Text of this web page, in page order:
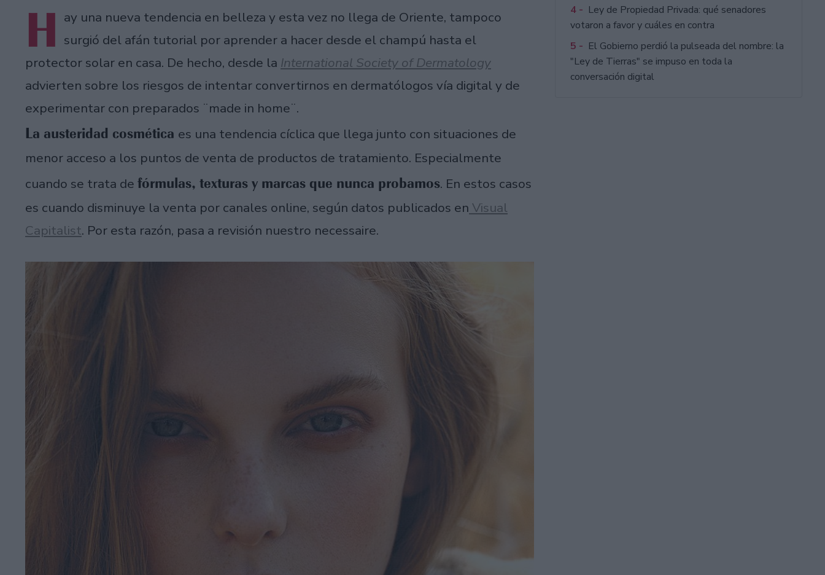
H ay una nueva tendencia en belleza y esta vez no llega de Oriente, tampoco
surgió del afán tutorial por aprender a hacer desde el champú hasta el
protector solar en casa. De hecho, desde la International Society of Dermatology
advierten sobre los riesgos de intentar convertirnos en dermatólogos vía digital y de
experimentar con preparados ¨made in home¨.
La austeridad cosmética es una tendencia cíclica que llega junto con situaciones de
menor acceso a los puntos de venta de productos de tratamiento. Especialmente
cuando se trata de fórmulas, texturas y marcas que nunca probamos. En estos casos
es cuando disminuye la venta por canales online, según datos publicados en Visual
Capitalist. Por esta razón, pasa a revisión nuestro necessaire.
4 - Ley de Propiedad Privada: qué senadores
votaron a favor y cuáles en contra
5 - El Gobierno perdió la pulseada del nombre: la
"Ley de Tierras" se impuso en toda la
conversación digital